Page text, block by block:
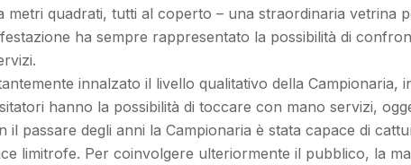
metri quadrati, tutti al coperto – una straordinaria vetrina
ha sempre rappresentato la possibilità di
innalzato il livello qualitativo della Campionaria,
hanno la possibilità di toccare con mano servizi,
il passare degli anni la Campionaria è stata capace di
limitrofe. Per coinvolgere ulteriormente il pubblico, la